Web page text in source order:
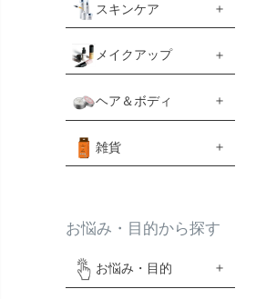
スキンケア
メイクアップ
ヘア＆ボディ
雑貨
お悩み・目的から探す
お悩み・目的